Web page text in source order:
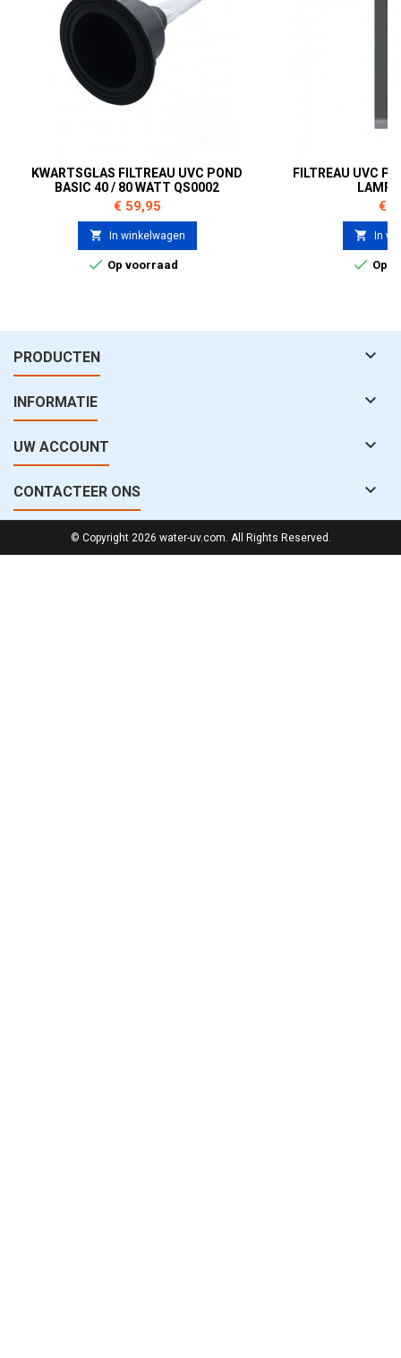
KWARTSGLAS FILTREAU UVC POND
BASIC 40 / 80 WATT QS0002
Prijs
€ 59,95
 In winkelwagen
 Op voorraad
FILTREAU UVC
LAMP
€
 In
 Op
PRODUCTEN 
INFORMATIE 
UW ACCOUNT 
CONTACTEER ONS 
© Copyright 2026 water-uv.com. All Rights Reserved.